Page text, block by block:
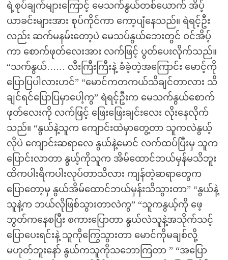
ရဲ့စုပ်ချက်များကြောင့် မေသက်နွယ်တစ်ယောက် အိပ့်
ယာခင်းများအား စုပ်ကိုင်ကာ ကော့ပျံနေသည်။ ရဲရင့်ဦး
လည်း ဆက်မနမ်းတော့ပဲ မေသပ်နွယ်ဘေးတွင် ဝင်အိပ့်
ကာ စောက်ဖုတ်လေးအား လက်ဖြင့် ပွတ်ပေးလိုက်သည်။
“သက်နွယ်…… လီးကြီးကြီးနဲ့ ခံခဲ့တဲ့အကြောင်း မောင့်ကို
ပြောပြပါလားဟင်” “မောင်ကတကယ်သိချင်တာလား သိ
ချင်ရင်ပြောပြမှာပေါ့ကွ” ရဲရင့်ဦးက မေသက်နွယ်စောက်
ဖုတ်လေးကို လက်ဖြင့် ဖြေးဖြေးချင်းလေး လိုးနေလိုက်
သည်။ “နွယ်နဲ့သူက ကျောင်းထဲမှာတွေ့တာ သူကလဲနွယ့်
လိုပဲ ကျောင်းဆရာလေ နွယ်နဲ့မောင် လက်ထပ်ပြီးမှ သူက
ပြောင်းလာတာ နွယ့်ကိုသူက အိမ်ထောင်ဘယ်မှန်မသိဘူး
ထိကပါးရိကပါးလုပ်တာသိလား ကျန်တဲ့ဆရာတွေက
ပြောတော့မှ နွယ်အိမ်ထောင်ဘယ်မှန်းသိသွားတာ” “နွယ်နဲ့
သူနဲ့က ဘယ်လိုဖြစ်သွားတာလဲကွ” “သူကနွယ့်ကို ဖေ့
ဘွတ်ကနေစပြီး စကားပြောတာ နွယ်လဲသူနဲ့အသိုက်သင့်
ပြောပေးရင်းနဲ့ သူကိုကြွေသွားတာ မောင်ကိုမချစ်လို့
မဟုတ်ဘူးနော် နွယ်ကသူကိုသဘောကြတာ ” “အပြော